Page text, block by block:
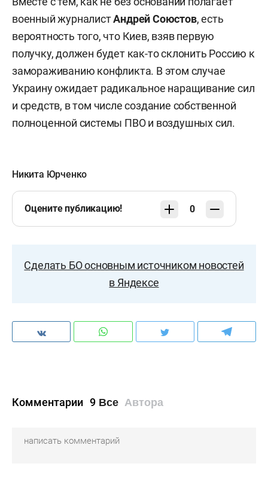
военный журналистАндрей Союстов, есть
вероятность того, что Киев, взяв первую
получку, должен будет как-то склонить Россию к
замораживанию конфликта. В этом случае
Украину ожидает радикальное наращивание сил
и средств, в том числе создание собственной
полноценной системы ПВО и воздушных сил.
Никита Юрченко
Оцените публикацию! 0
Сделать БО основным источником новостей
в Яндексе
Комментарии 9 Все Автора